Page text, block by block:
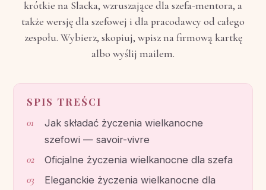
krótkie na Slacka, wzruszające dla szefa-mentora, a
także wersję dla szefowej i dla pracodawcy od całego
zespołu. Wybierz, skopiuj, wpisz na firmową kartkę
albo wyślij mailem.
SPIS TREŚCI
Jak składać życzenia wielkanocne
szefowi — savoir-vivre
Oficjalne życzenia wielkanocne dla szefa
Eleganckie życzenia wielkanocne dla